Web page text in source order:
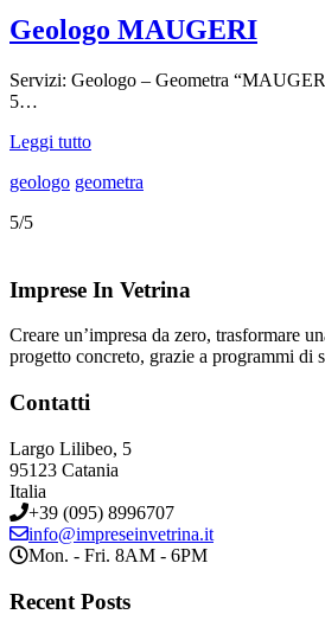
Geologo MAUGERI
Servizi: Geologo – Geometra
5…
Leggi tutto
geologo geometra
5/5
Imprese In Vetrina
Creare un’impresa da zero, trasformare
progetto concreto, grazie a programmi di
Contatti
Largo Lilibeo, 5
95123 Catania
Italia
+39 (095) 8996707
info@impreseinvetrina.it
Mon. - Fri. 8AM - 6PM
Recent Posts